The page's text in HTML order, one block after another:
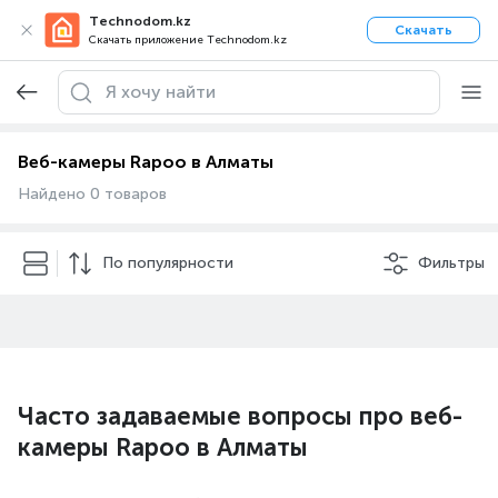
Technodom.kz
Скачать приложение Technodom.kz
Скачать
Веб-камеры Rapoo в Алматы
Найдено 0 товаров
По популярности Фильтры
Часто задаваемые вопросы про веб-
камеры Rapoo в Алматы